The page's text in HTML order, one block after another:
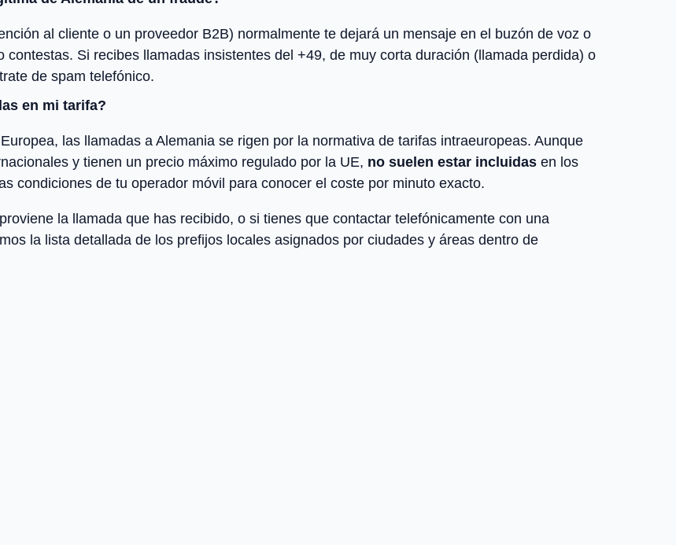
al cliente o un proveedor B2B) normalmente te dejará un mensaje en el buzón de voz o
Si recibes llamadas insistentes del +49, de muy corta duración (llamada perdida) o
de spam telefónico.
en mi tarifa?
las llamadas a Alemania se rigen por la normativa de tarifas intraeuropeas. Aunque
y tienen un precio máximo regulado por la UE, no suelen estar incluidas en los
condiciones de tu operador móvil para conocer el coste por minuto exacto.
la llamada que has recibido, o si tienes que contactar telefónicamente con una
la lista detallada de los prefijos locales asignados por ciudades y áreas dentro de